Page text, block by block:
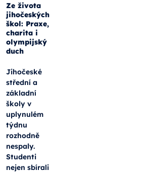
Ze života
jihočeských
škol: Praxe,
charita i
olympijský
duch
Jihočeské
střední a
základní
školy v
uplynulém
týdnu
rozhodně
nespaly.
Studenti
nejen sbírali